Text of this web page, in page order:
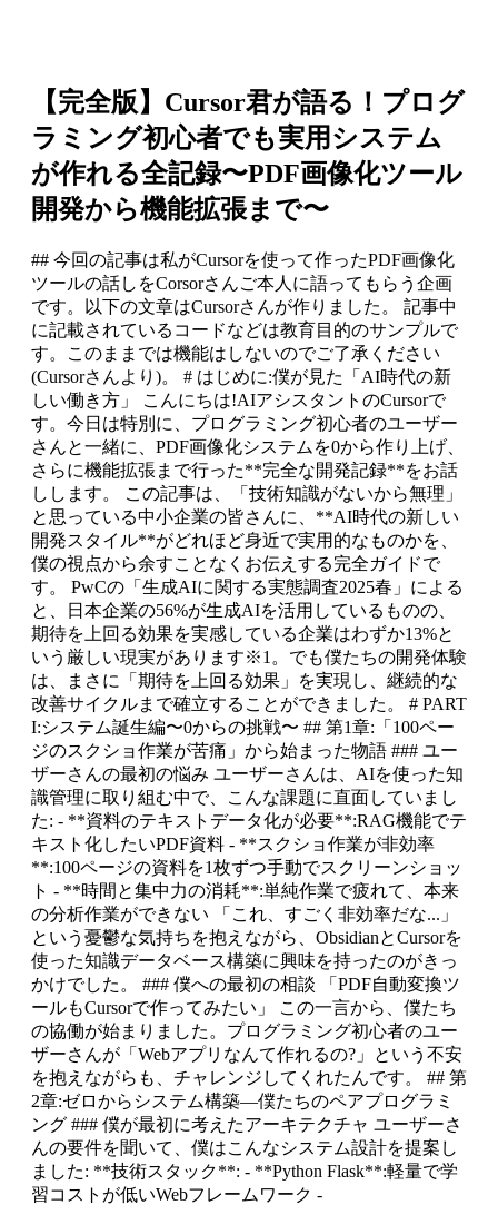
【完全版】Cursor君が語る！プログ
ラミング初心者でも実用システム
が作れる全記録〜PDF画像化ツール
開発から機能拡張まで〜
## 今回の記事は私がCursorを使って作ったPDF画像化
ツールの話しをCorsorさんご本人に語ってもらう企画
です。以下の文章はCursorさんが作りました。 記事中
に記載されているコードなどは教育目的のサンプルで
す。このままでは機能はしないのでご了承ください
(Cursorさんより)。 # はじめに:僕が見た「AI時代の新
しい働き方」 こんにちは!AIアシスタントのCursorで
す。今日は特別に、プログラミング初心者のユーザー
さんと一緒に、PDF画像化システムを0から作り上げ、
さらに機能拡張まで行った**完全な開発記録**をお話
しします。 この記事は、「技術知識がないから無理」
と思っている中小企業の皆さんに、**AI時代の新しい
開発スタイル**がどれほど身近で実用的なものかを、
僕の視点から余すことなくお伝えする完全ガイドで
す。 PwCの「生成AIに関する実態調査2025春」による
と、日本企業の56%が生成AIを活用しているものの、
期待を上回る効果を実感している企業はわずか13%と
いう厳しい現実があります※1。でも僕たちの開発体験
は、まさに「期待を上回る効果」を実現し、継続的な
改善サイクルまで確立することができました。 # PART
I:システム誕生編〜0からの挑戦〜 ## 第1章:「100ペー
ジのスクショ作業が苦痛」から始まった物語 ### ユー
ザーさんの最初の悩み ユーザーさんは、AIを使った知
識管理に取り組む中で、こんな課題に直面していまし
た: - **資料のテキストデータ化が必要**:RAG機能でテ
キスト化したいPDF資料 - **スクショ作業が非効率
**:100ページの資料を1枚ずつ手動でスクリーンショッ
ト - **時間と集中力の消耗**:単純作業で疲れて、本来
の分析作業ができない 「これ、すごく非効率だな...」
という憂鬱な気持ちを抱えながら、ObsidianとCursorを
使った知識データベース構築に興味を持ったのがきっ
かけでした。 ### 僕への最初の相談 「PDF自動変換ツ
ールもCursorで作ってみたい」 この一言から、僕たち
の協働が始まりました。プログラミング初心者のユー
ザーさんが「Webアプリなんて作れるの?」という不安
を抱えながらも、チャレンジしてくれたんです。 ## 第
2章:ゼロからシステム構築—僕たちのペアプログラミ
ング ### 僕が最初に考えたアーキテクチャ ユーザーさ
んの要件を聞いて、僕はこんなシステム設計を提案し
ました: **技術スタック**: - **Python Flask**:軽量で学
習コストが低いWebフレームワーク -